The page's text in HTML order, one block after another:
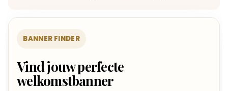
BANNER FINDER
Vind jouw perfecte
welkomstbanner